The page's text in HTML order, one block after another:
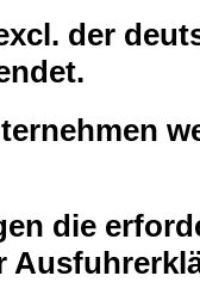
der
die